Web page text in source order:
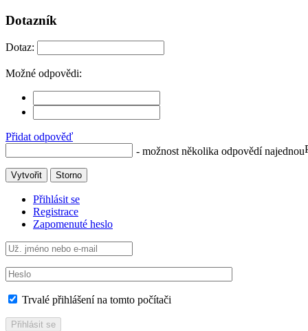
Dotazník
Dotaz:
Možné odpovědi:
Přidat odpověď
- možnost několika odpovědí najednou
Vytvořit Storno
Přihlásit se
Registrace
Zapomenuté heslo
Trvalé přihlášení na tomto počítači
Přihlásit se